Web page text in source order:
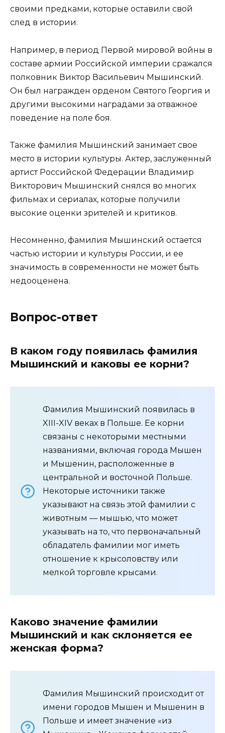
своими предками, которые оставили свой
след в истории.
Например, в период Первой мировой войны в
составе армии Российской империи сражался
полковник Виктор Васильевич Мышинский.
Он был награжден орденом Святого Георгия и
другими высокими наградами за отважное
поведение на поле боя.
Также фамилия Мышинский занимает свое
место в истории культуры. Актер, заслуженный
артист Российской Федерации Владимир
Викторович Мышинский снялся во многих
фильмах и сериалах, которые получили
высокие оценки зрителей и критиков.
Несомненно, фамилия Мышинский остается
частью истории и культуры России, и ее
значимость в современности не может быть
недооценена.
Вопрос-ответ
В каком году появилась фамилия
Мышинский и каковы ее корни?
Фамилия Мышинский появилась в
XIII-XIV веках в Польше. Ее корни
связаны с некоторыми местными
названиями, включая города Мышен
и Мышенин, расположенные в
центральной и восточной Польше.
Некоторые источники также
указывают на связь этой фамилии с
животным — мышью, что может
указывать на то, что первоначальный
обладатель фамилии мог иметь
отношение к крысоловству или
мелкой торговле крысами.
Каково значение фамилии
Мышинский и как склоняется ее
женская форма?
Фамилия Мышинский происходит от
имени городов Мышен и Мышенин в
Польше и имеет значение «из